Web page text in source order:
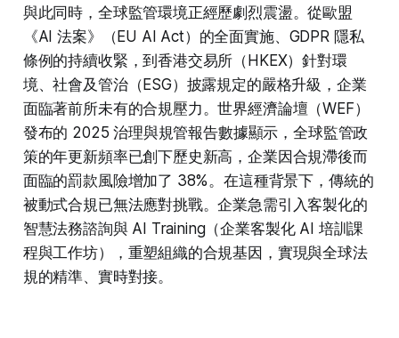
與此同時，全球監管環境正經歷劇烈震盪。從歐盟
《AI 法案》（EU AI Act）的全面實施、GDPR 隱私
條例的持續收緊，到香港交易所（HKEX）針對環
境、社會及管治（ESG）披露規定的嚴格升級，企業
面臨著前所未有的合規壓力。世界經濟論壇（WEF）
發布的 2025 治理與規管報告數據顯示，全球監管政
策的年更新頻率已創下歷史新高，企業因合規滯後而
面臨的罰款風險增加了 38%。在這種背景下，傳統的
被動式合規已無法應對挑戰。企業急需引入客製化的
智慧法務諮詢與 AI Training（企業客製化 AI 培訓課
程與工作坊），重塑組織的合規基因，實現與全球法
規的精準、實時對接。